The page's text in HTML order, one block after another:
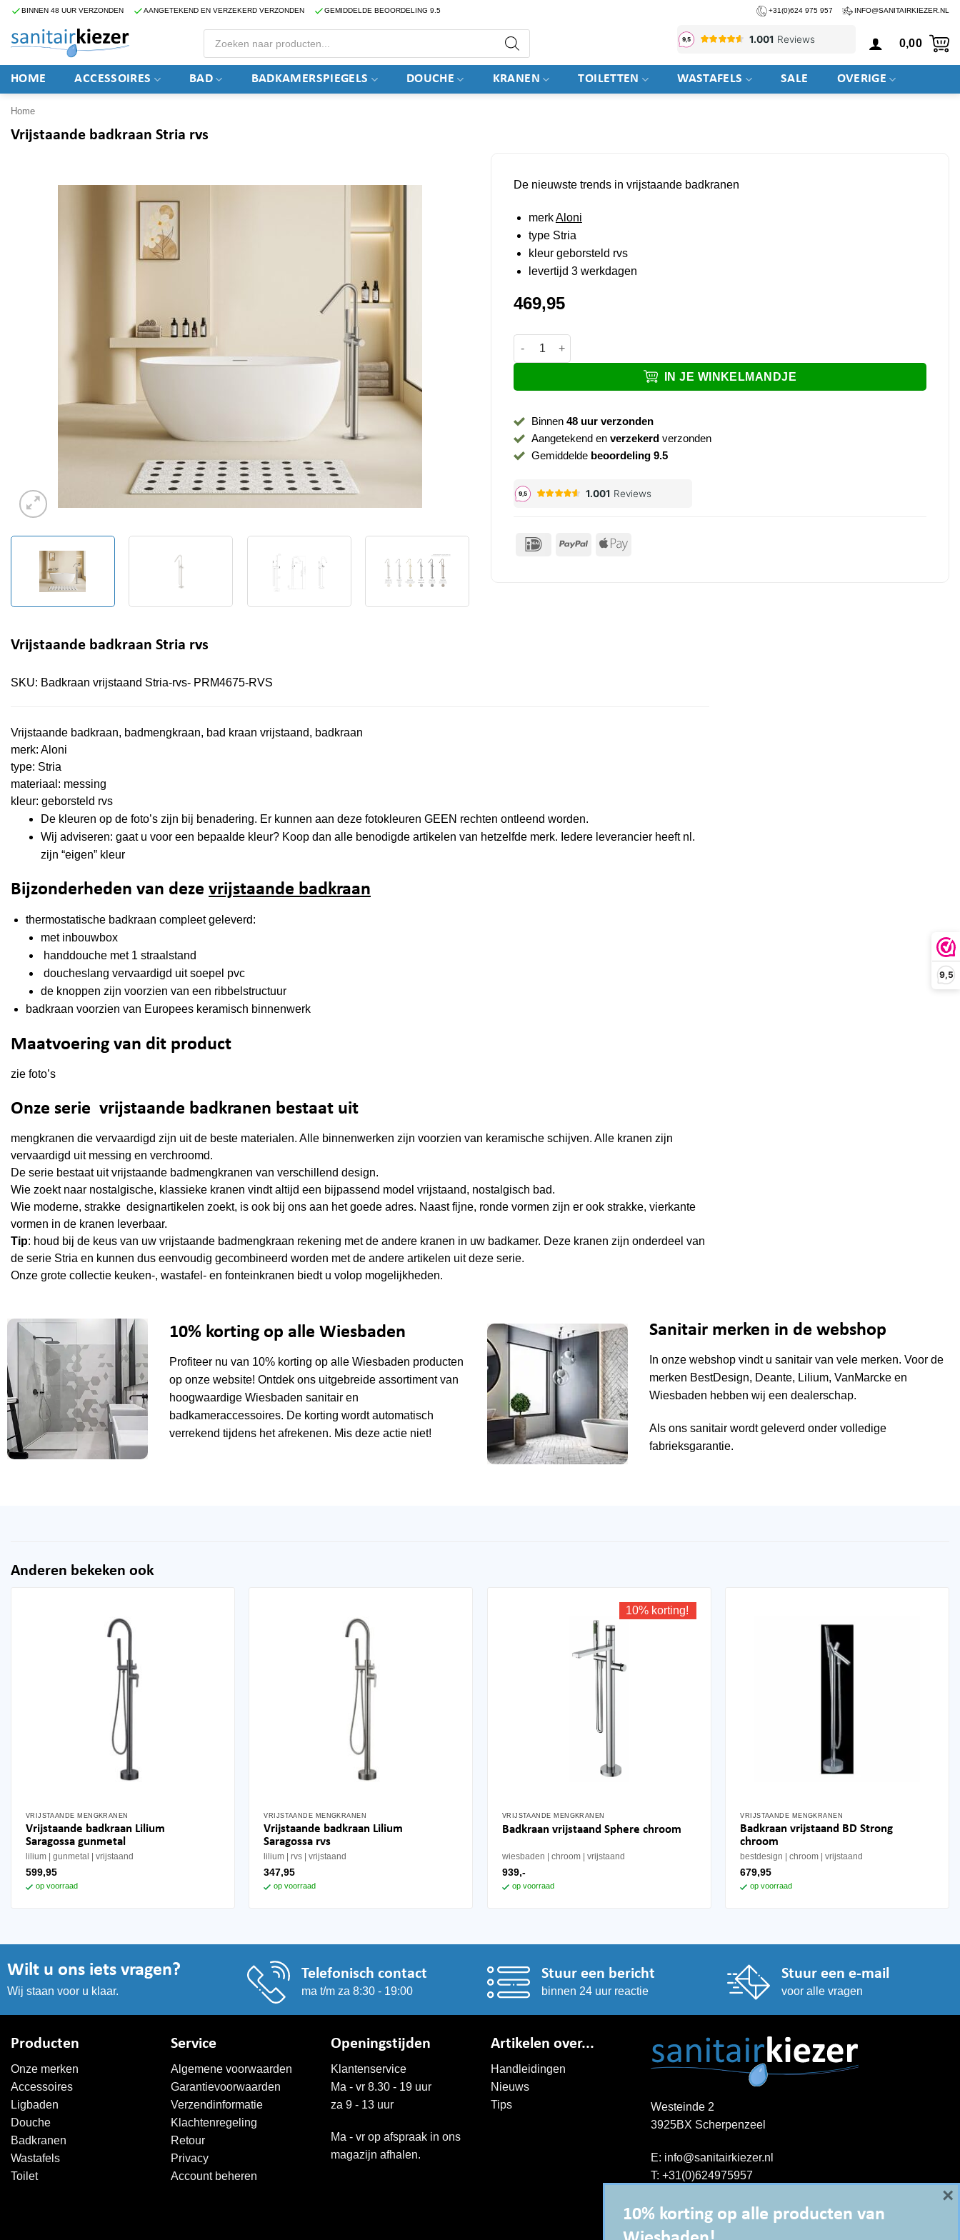
9,5
Ga
inhoud
BINNEN 48 UUR VERZONDEN AANGETEKEND EN VERZEKERD VERZONDEN GEMIDDELDE BEOORDELING 9.5 +31(0)624 975 957 INFO@SANITAIRKIEZER.NL
Producten
zoeken
0,00
HOME ACCESSOIRES BAD BADKAMERSPIEGELS DOUCHE KRANEN TOILETTEN WASTAFELS SALE OVERIGE
Home
Vrijstaande badkraan Stria rvs
De nieuwste trends in vrijstaande badkranen
merkAloni
type Stria
kleur geborsteld rvs
levertijd 3 werkdagen
469,95
Vrijstaande badkraan Stria rvs aantal
IN JE WINKELMANDJE
Binnen48 uur verzonden
Aangetekend enverzekerd verzonden
Gemiddelde beoordeling 9.5
IDeal PayPal Apple
Vrijstaande badkraan Stria rvs
SKU: Badkraan vrijstaand Stria-rvs- PRM4675-RVS
Vrijstaande badkraan, badmengkraan, bad kraan vrijstaand, badkraan
merk: Aloni
type: Stria
materiaal: messing
kleur: geborsteld rvs
De kleuren op de foto’s zijn bij benadering. Er kunnen aan deze fotokleuren GEEN rechten ontleend worden.
Wij adviseren: gaat u voor een bepaalde kleur? Koop dan alle benodigde artikelen van hetzelfde merk. Iedere leverancier heeft nl.
zijn “eigen” kleur
Bijzonderheden van deze vrijstaande badkraan
thermostatische badkraan compleet geleverd:
met inbouwbox
handdouche met 1 straalstand
doucheslang vervaardigd uit soepel pvc
de knoppen zijn voorzien van een ribbelstructuur
badkraan voorzien van Europees keramisch binnenwerk
Maatvoering van dit product
zie foto’s
Onze serie vrijstaande badkranen bestaat uit
mengkranen die vervaardigd zijn uit de beste materialen. Alle binnenwerken zijn voorzien van keramische schijven. Alle kranen zijn
vervaardigd uit messing en verchroomd.
De serie bestaat uit vrijstaande badmengkranen van verschillend design.
Wie zoekt naar nostalgische, klassieke kranen vindt altijd een bijpassend model vrijstaand, nostalgisch bad.
Wie moderne, strakke designartikelen zoekt, is ook bij ons aan het goede adres. Naast fijne, ronde vormen zijn er ook strakke, vierkante
vormen in de kranen leverbaar.
Tip: houd bij de keus van uw vrijstaande badmengkraan rekening met de andere kranen in uw badkamer. Deze kranen zijn onderdeel van
de serie Stria en kunnen dus eenvoudig gecombineerd worden met de andere artikelen uit deze serie.
Onze grote collectie keuken-, wastafel- en fonteinkranen biedt u volop mogelijkheden.
10% korting op alle Wiesbaden
Profiteer nu van 10% korting op alleWiesbaden producten
op onze website! Ontdek ons uitgebreide assortiment van
hoogwaardige Wiesbaden sanitair en
badkameraccessoires. De korting wordt automatisch
verrekend tijdens het afrekenen. Mis deze actie niet!
Sanitair merken in de webshop
In onze webshop vindt u sanitair van vele merken. Voor de
merken BestDesign, Deante, Lilium,VanMarcke en
Wiesbaden hebben wij een dealerschap.
Als ons sanitair wordt geleverd onder volledige
fabrieksgarantie.
Anderen bekeken ook
VRIJSTAANDE MENGKRANEN
Vrijstaande badkraan Lilium
Saragossa gunmetal
lilium gunmetal vrijstaand
599,95
op voorraad
VRIJSTAANDE MENGKRANEN
Vrijstaande badkraan Lilium
Saragossa rvs
lilium rvs vrijstaand
347,95
op voorraad
10% korting!
VRIJSTAANDE MENGKRANEN
Badkraan vrijstaand Sphere chroom
wiesbaden chroom vrijstaand
939,-
op voorraad
VRIJSTAANDE MENGKRANEN
Badkraan vrijstaand BD Strong
chroom
bestdesign chroom vrijstaand
679,95
op voorraad
Wilt u ons iets vragen?
Wij staan voor u klaar.
Telefonisch contact
ma t/m za 8:30 - 19:00
Stuur een bericht
binnen 24 uur reactie
Stuur een e-mail
voor alle vragen
Producten
Onze merken
Accessoires
Ligbaden
Douche
Badkranen
Wastafels
Toilet
Service
Algemene voorwaarden
Garantievoorwaarden
Verzendinformatie
Klachtenregeling
Retour
Privacy
Account beheren
Openingstijden
Klantenservice
Ma - vr 8.30 - 19 uur
za 9 - 13 uur
Ma - vr op afspraak in ons
magazijn afhalen.
Artikelen over...
Handleidingen
Nieuws
Tips
Westeinde 2
3925BX Scherpenzeel
E: info@sanitairkiezer.nl
T: +31(0)624975957
KvK: 51844044
BTW-ID : NL001344060B15
10% korting op alle producten van
×